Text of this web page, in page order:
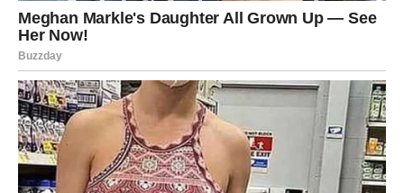
Zato budite otvoreni za nova poznanstva i kontakte.
LJUBAV DONOSI TOPLINU I MIR
Ako ste slobodni, mogli biste upoznati nekoga ko vas
osvaja prirodnošću i iskrenošću.
Neće biti potrebe za velikim gestovima.